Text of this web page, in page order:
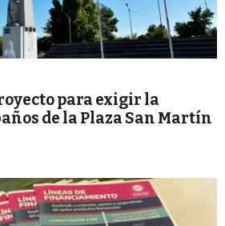
para exigir la
de la Plaza San Martín